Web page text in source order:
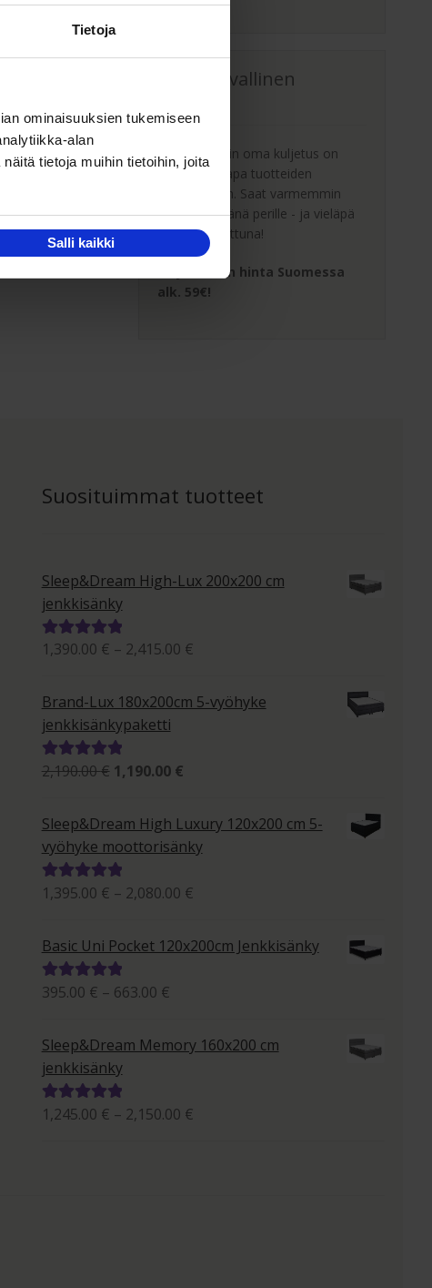
Tietoja
ominaisuuksien tukemiseen
alan
tietoja muihin tietoihin, joita
Salli kaikki
Oma turvallinen
Kaluste-Matin oma kuljetus on
turvallinen tapa tuotteiden
toimitukseen. Saat varmemmin
tuotteet ehjänä perille - ja vieläpä
sisäänkannettuna!
Kuljetuksen hinta Suomessa
alk. 59€!
Suosituimmat tuotteet
Sleep&Dream High-Lux 200x200 cm
jenkkisänky
Arvostelu
5.00
/ 5
1,390.00 € – 2,415.00 €Hintaluokka:
-
2,415.00 €
Brand-Lux 180x200cm 5-vyöhyke
jenkkisänkypaketti
Arvostelu
5.00
/ 5
2,190.00€ Alkuperäinen
2,190.00 €.
1,190.00 €Nykyinen
1,190.00 €.
Sleep&Dream High Luxury 120x200 cm 5-
vyöhyke moottorisänky
Arvostelu
5.00
/ 5
1,395.00 € – 2,080.00 €
-
2,080.00 €
Basic Uni Pocket 120x200cm Jenkkisänky
Arvostelu
5.00
/ 5
395.00 € – 663.00 €
663.00 €
Sleep&Dream Memory 160x200 cm
jenkkisänky
Arvostelu
1,245.00 € – 2,150.00 €